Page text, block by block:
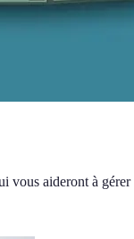
vous aideront à